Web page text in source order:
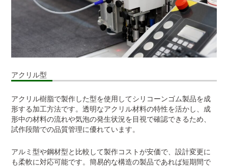
アクリル型
アクリル樹脂で製作した型を使用してシリコーンゴム製品を成
形する加工方法です。透明なアクリル材料の特性を活かし、成
形中の材料の流れや気泡の発生状況を目視で確認できるため、
試作段階での品質管理に優れています。
アルミ型や鋼材型と比較して製作コストが安価で、設計変更に
も柔軟に対応可能です。簡易的な構造の製品であれば短期間で